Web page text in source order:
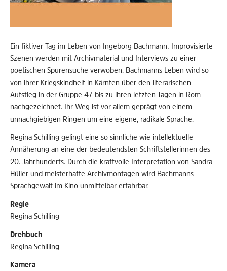
Ein fiktiver Tag im Leben von Ingeborg Bachmann: Improvisierte
Szenen werden mit Archivmaterial und Interviews zu einer
poetischen Spurensuche verwoben. Bachmanns Leben wird so
von ihrer Kriegskindheit in Kärnten über den literarischen
Aufstieg in der Gruppe 47 bis zu ihren letzten Tagen in Rom
nachgezeichnet. Ihr Weg ist vor allem geprägt von einem
unnachgiebigen Ringen um eine eigene, radikale Sprache.
Regina Schilling gelingt eine so sinnliche wie intellektuelle
Annäherung an eine der bedeutendsten Schriftstellerinnen des
20. Jahrhunderts. Durch die kraftvolle Interpretation von Sandra
Hüller und meisterhafte Archivmontagen wird Bachmanns
Sprachgewalt im Kino unmittelbar erfahrbar.
Regie
Regina Schilling
Drehbuch
Regina Schilling
Kamera